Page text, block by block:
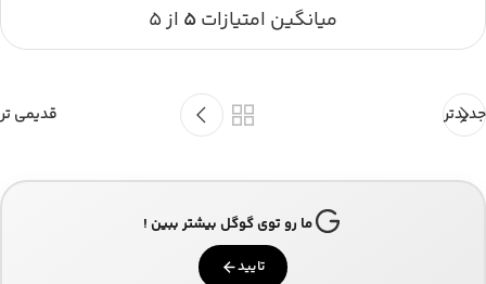
میانگین امتیازات۵ از ۵
جدیدتر قدیمی تر
ما رو توی گوگل بیشتر ببین !
تایید